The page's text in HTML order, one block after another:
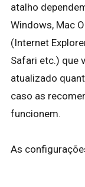
atalho
Windows, Mac
(Internet
Safari etc.) que
atualizado
caso as
funcionem.
As